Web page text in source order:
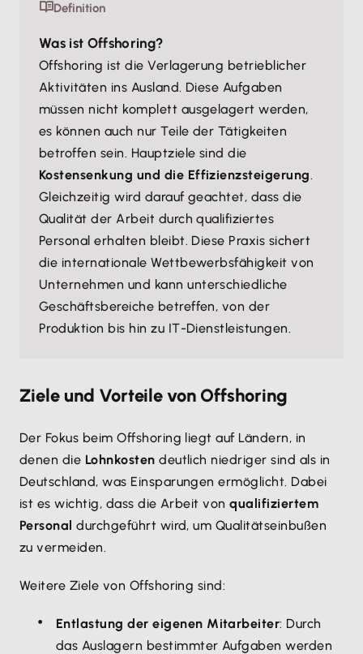
Definition
Was ist Offshoring?
Offshoring ist die Verlagerung betrieblicher
Aktivitäten ins Ausland. Diese Aufgaben
müssen nicht komplett ausgelagert werden,
es können auch nur Teile der Tätigkeiten
betroffen sein. Hauptziele sind die
Kostensenkung und die Effizienzsteigerung.
Gleichzeitig wird darauf geachtet, dass die
Qualität der Arbeit durch qualifiziertes
Personal erhalten bleibt. Diese Praxis sichert
die internationale Wettbewerbsfähigkeit von
Unternehmen und kann unterschiedliche
Geschäftsbereiche betreffen, von der
Produktion bis hin zu IT-Dienstleistungen.
Ziele und Vorteile von Offshoring
Der Fokus beim Offshoring liegt auf Ländern, in
denen die Lohnkostendeutlich niedriger sind als in
Deutschland, was Einsparungen ermöglicht. Dabei
ist es wichtig, dass die Arbeit vonqualifiziertem
Personal durchgeführt wird, um Qualitätseinbußen
zu vermeiden.
Weitere Ziele von Offshoring sind:
Entlastung der eigenen Mitarbeiter: Durch
das Auslagern bestimmter Aufgaben werden